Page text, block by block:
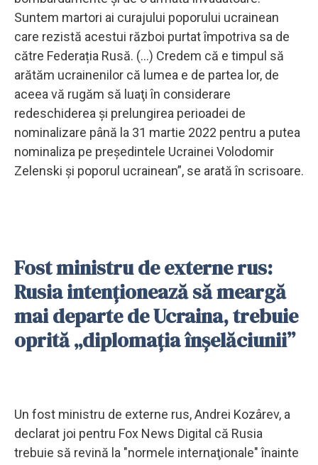
Suntem martori ai curajului poporului ucrainean
care rezistă acestui război purtat împotriva sa de
către Federația Rusă. (...) Credem că e timpul să
arătăm ucrainenilor că lumea e de partea lor, de
aceea vă rugăm să luaţi în considerare
redeschiderea şi prelungirea perioadei de
nominalizare până la 31 martie 2022 pentru a putea
nominaliza pe preşedintele Ucrainei Volodomir
Zelenski şi poporul ucrainean”, se arată în scrisoare.
Fost ministru de externe rus:
Rusia intenţionează să meargă
mai departe de Ucraina, trebuie
oprită „diplomaţia înşelăciunii”
Un fost ministru de externe rus, Andrei Kozârev, a
declarat joi pentru Fox News Digital că Rusia
trebuie să revină la "normele internaţionale" înainte